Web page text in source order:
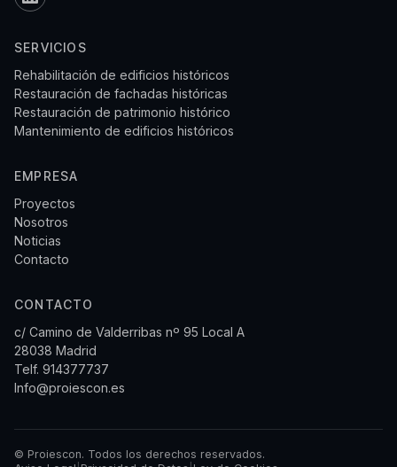
SERVICIOS
Rehabilitación de edificios históricos
Restauración de fachadas históricas
Restauración de patrimonio histórico
Mantenimiento de edificios históricos
EMPRESA
Proyectos
Nosotros
Noticias
Contacto
CONTACTO
c/ Camino de Valderribas nº 95 Local A
28038 Madrid
Telf. 914377737
Info@proiescon.es
© Proiescon. Todos los derechos reservados.